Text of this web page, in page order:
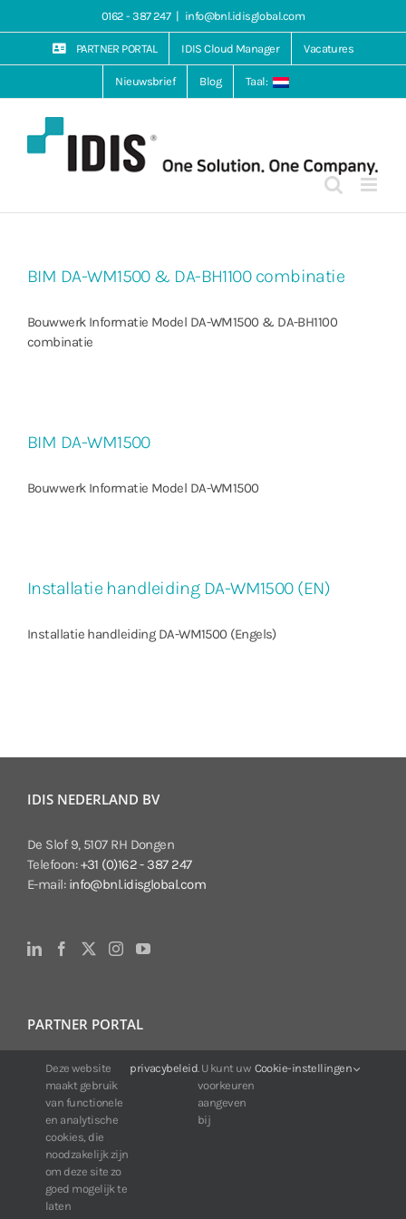
naar
0162 - 387 247 | info@bnl.idisglobal.com
PARTNER PORTAL IDIS Cloud Manager Vacatures
Nieuwsbrief Blog Taal:
BIM DA-WM1500 & DA-BH1100 combinatie
Bouwwerk Informatie Model DA-WM1500 & DA-BH1100
combinatie
BIM DA-WM1500
Bouwwerk Informatie Model DA-WM1500
Installatie handleiding DA-WM1500 (EN)
Installatie handleiding DA-WM1500 (Engels)
IDIS NEDERLAND BV
De Slof 9, 5107 RH Dongen
Telefoon:+31 (0)162 - 387 247
E-mail: info@bnl.idisglobal.com
PARTNER PORTAL
Voor klanten van IDIS:
24/7 beschikbaarheid, altijd en overal.
Web:https://portal.idisglobal.solutions
TOP DOWNLOADS
Deze website
maakt gebruik
van functionele
en analytische
cookies, die
noodzakelijk zijn
om deze site zo
goed mogelijk te
laten
privacybeleid. U kunt uw
voorkeuren
aangeven
bij
Cookie-instellingen